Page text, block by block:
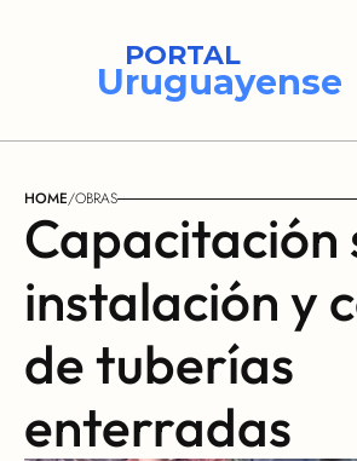
PORTAL
Uruguayense
HOME/OBRAS
Capacitación
instalación y
de tuberías
enterradas